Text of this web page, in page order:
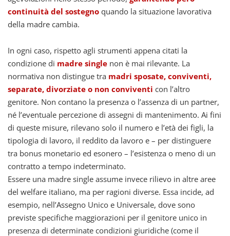
continuità del sostegno quando la situazione lavorativa
della madre cambia.
In ogni caso, rispetto agli strumenti appena citati la
condizione di madre single non è mai rilevante. La
normativa non distingue tra madri sposate, conviventi,
separate, divorziate o non conviventi con l’altro
genitore. Non contano la presenza o l’assenza di un partner,
né l’eventuale percezione di assegni di mantenimento. Ai fini
di queste misure, rilevano solo il numero e l’età dei figli, la
tipologia di lavoro, il reddito da lavoro e – per distinguere
tra bonus monetario ed esonero – l’esistenza o meno di un
contratto a tempo indeterminato.
Essere una madre single assume invece rilievo in altre aree
del welfare italiano, ma per ragioni diverse. Essa incide, ad
esempio, nell’Assegno Unico e Universale, dove sono
previste specifiche maggiorazioni per il genitore unico in
presenza di determinate condizioni giuridiche (come il